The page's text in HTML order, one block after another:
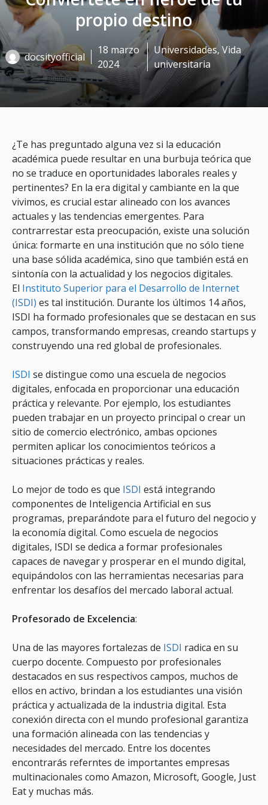
propio destino
docsityofficial
18 marzo
2024
Universidades,Vida
universitaria
¿Te has preguntado alguna vez si la educación
académica puede resultar en una burbuja teórica que
no se traduce en oportunidades laborales reales y
pertinentes? En la era digital y cambiante en la que
vivimos, es crucial estar alineado con los avances
actuales y las tendencias emergentes. Para
contrarrestar esta preocupación, existe una solución
única: formarte en una institución que no sólo tiene
una base sólida académica, sino que también está en
sintonía con la actualidad y los negocios digitales.
El Instituto Superior para el Desarrollo de Internet
(ISDI) es tal institución. Durante los últimos 14 años,
ISDI ha formado profesionales que se destacan en sus
campos, transformando empresas, creando startups y
construyendo una red global de profesionales.
ISDI se distingue como una escuela de negocios
digitales, enfocada en proporcionar una educación
práctica y relevante. Por ejemplo, los estudiantes
pueden trabajar en un proyecto principal o crear un
sitio de comercio electrónico, ambas opciones
permiten aplicar los conocimientos teóricos a
situaciones prácticas y reales.
Lo mejor de todo es que ISDI está integrando
componentes de Inteligencia Artificial en sus
programas, preparándote para el futuro del negocio y
la economía digital. Como escuela de negocios
digitales, ISDI se dedica a formar profesionales
capaces de navegar y prosperar en el mundo digital,
equipándolos con las herramientas necesarias para
enfrentar los desafíos del mercado laboral actual.
Profesorado de Excelencia:
Una de las mayores fortalezas de ISDI radica en su
cuerpo docente. Compuesto por profesionales
destacados en sus respectivos campos, muchos de
ellos en activo, brindan a los estudiantes una visión
práctica y actualizada de la industria digital. Esta
conexión directa con el mundo profesional garantiza
una formación alineada con las tendencias y
necesidades del mercado. Entre los docentes
encontrarás referntes de importantes empresas
multinacionales como Amazon, Microsoft, Google, Just
Eat y muchas más.